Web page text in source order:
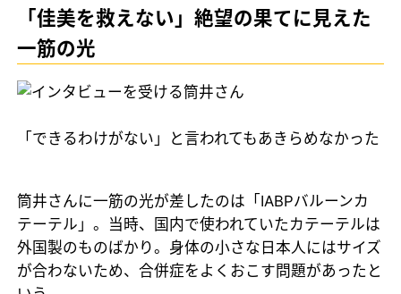
「佳美を救えない」絶望の果てに見えた
一筋の光
「できるわけがない」と言われてもあきらめなかった
筒井さんに一筋の光が差したのは「IABPバルーンカ
テーテル」。当時、国内で使われていたカテーテルは
外国製のものばかり。身体の小さな日本人にはサイズ
が合わないため、合併症をよくおこす問題があったと